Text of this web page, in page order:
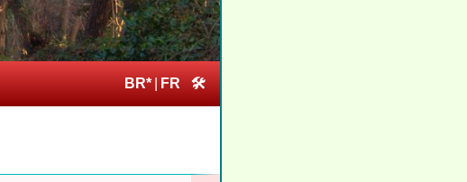
BR*| FR 🛠